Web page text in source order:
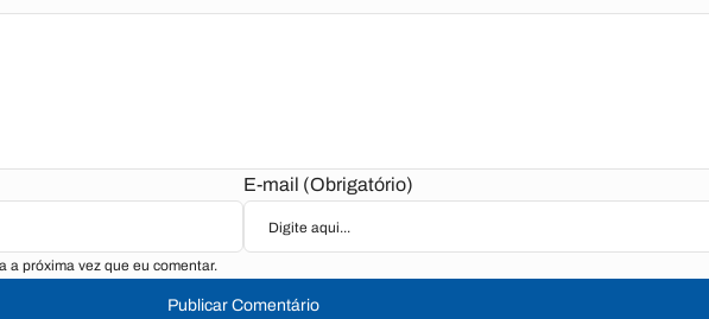
E-mail (Obrigatório)
a próxima vez que eu comentar.
Publicar Comentário